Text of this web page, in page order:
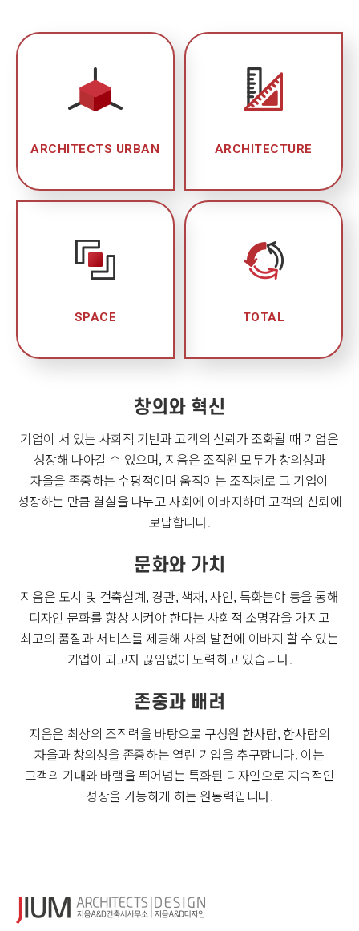
ARCHITECTS URBAN ARCHITECTURE
SPACE TOTAL
창의와 혁신
기업이 서 있는 사회적 기반과 고객의 신뢰가 조화될 때 기업은
성장해 나아갈 수 있으며, 지음은 조직원 모두가 창의성과
자율을 존중하는 수평적이며 움직이는 조직체로 그 기업이
성장하는 만큼 결실을 나누고 사회에 이바지하며 고객의 신뢰에
보답합니다.
문화와 가치
지음은 도시 및 건축설계, 경관, 색채, 사인, 특화분야 등을 통해
디자인 문화를 향상 시켜야 한다는 사회적 소명감을 가지고
최고의 품질과 서비스를 제공해 사회 발전에 이바지 할 수 있는
기업이 되고자 끊임없이 노력하고 있습니다.
존중과 배려
지음은 최상의 조직력을 바탕으로 구성원 한사람, 한사람의
자율과 창의성을 존중하는 열린 기업을 추구합니다. 이는
고객의 기대와 바램을 뛰어넘는 특화된 디자인으로 지속적인
성장을 가능하게 하는 원동력입니다.